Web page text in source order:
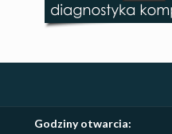
Godziny otwarcia: